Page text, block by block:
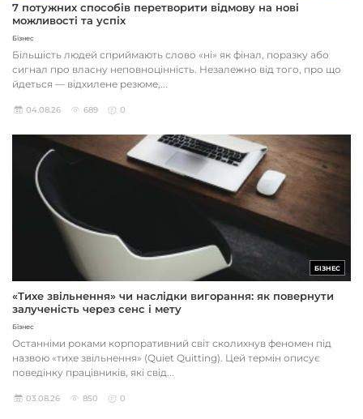
7 потужних способів перетворити відмову на нові
можливості та успіх
Бізнес
Більшість людей сприймають слово «ні» як фінал, поразку або
сигнал про власну неповноцінність. Незалежно від того, про що
йдеться — відхилене резюме,...
04.08.26 689 0
БІЗНЕС
«Тихе звільнення» чи наслідки вигорання: як повернути
залученість через сенс і мету
Бізнес
Останніми роками корпоративний світ сколихнув феномен під
назвою «тихе звільнення» (Quiet Quitting). Цей термін описує
поведінку працівників, які свід...
03.08.26 850 0